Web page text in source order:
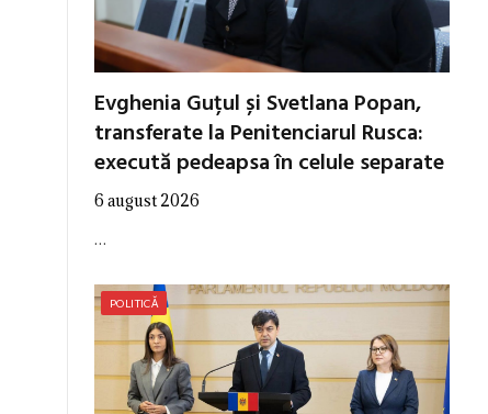
Evghenia Guțul și Svetlana Popan,
transferate la Penitenciarul Rusca:
execută pedeapsa în celule separate
6 august 2026
…
POLITICĂ